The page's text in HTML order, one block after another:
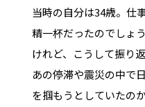
当時の自分は34歳。仕
精一杯だったのでしょう
けれど、こうして振り返
あの停滞や震災の中で
を掴もうとしていたの